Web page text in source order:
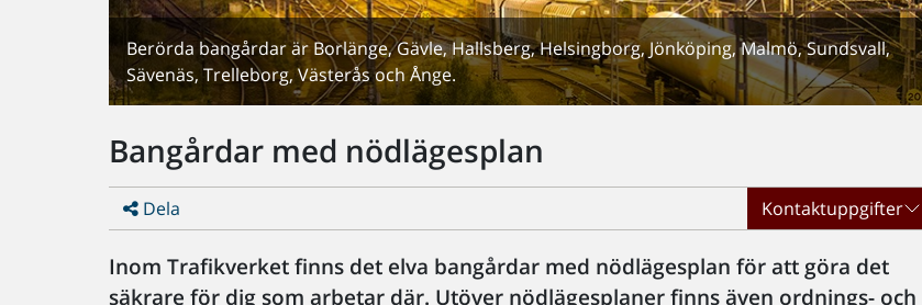
Berörda bangårdar är Borlänge, Gävle, Hallsberg, Helsingborg, Jönköping, Malmö, Sundsvall,
Sävenäs, Trelleborg, Västerås och Ånge.
Bangårdar med nödlägesplan
Dela Kontaktuppgifter
Inom Trafikverket finns det elva bangårdar med nödlägesplan för att göra det
säkrare för dig som arbetar där. Utöver nödlägesplaner finns även ordnings- och